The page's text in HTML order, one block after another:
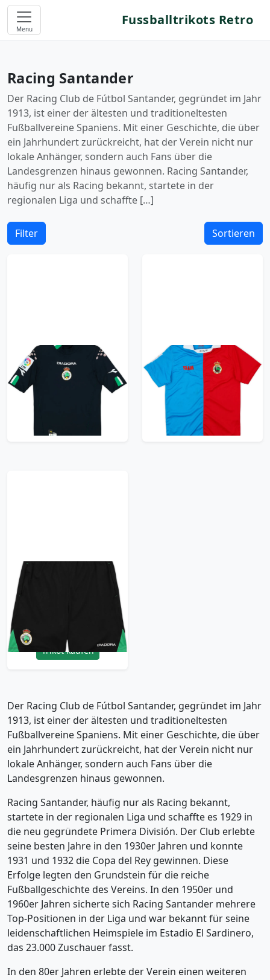
Menu
Fussballtrikots Retro
Racing Santander
Der Racing Club de Fútbol Santander, gegründet im Jahr
1913, ist einer der ältesten und traditioneltesten
Fußballvereine Spaniens. Mit einer Geschichte, die über
ein Jahrhundert zurückreicht, hat der Verein nicht nur
lokale Anhänger, sondern auch Fans über die
Landesgrenzen hinaus gewonnen. Racing Santander,
häufig nur als Racing bekannt, startete in der
regionalen Liga und schaffte […]
Filter Sortieren
2003-04 Racing
Santander Away Shirt
- 8/10 - (S)
71.99£ · ca. €85
2008-09 Racing
Santander Third Shirt
- 8/10 - (S.Boys)
23.99£ · ca. €28
Trikot kaufen
Training Shorts - 8/10
Trikot kaufen
Der Racing Club de Fútbol Santander, gegründet im Jahr
1913, ist einer der ältesten und traditioneltesten
Fußballvereine Spaniens. Mit einer Geschichte, die über
ein Jahrhundert zurückreicht, hat der Verein nicht nur
lokale Anhänger, sondern auch Fans über die
Landesgrenzen hinaus gewonnen.
Racing Santander, häufig nur als Racing bekannt,
startete in der regionalen Liga und schaffte es 1929 in
die neu gegründete Primera División. Der Club erlebte
seine besten Jahre in den 1930er Jahren und konnte
1931 und 1932 die Copa del Rey gewinnen. Diese
Erfolge legten den Grundstein für die reiche
Fußballgeschichte des Vereins. In den 1950er und
1960er Jahren sicherte sich Racing Santander mehrere
Top-Positionen in der Liga und war bekannt für seine
leidenschaftlichen Heimspiele im Estadio El Sardinero,
das 23.000 Zuschauer fasst.
In den 80er Jahren erlebte der Verein einen weiteren